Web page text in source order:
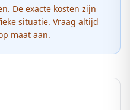
De exacte kosten zijn
situatie. Vraag altijd
maat aan.